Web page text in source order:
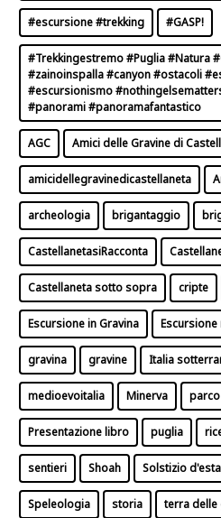
#escursione #trekking #GASP!
#Trekkingestremo #Puglia #Natura
#zainoinspalla #canyon #ostacoli
#escursionismo
#panorami #panoramafantastico
AGC Amici delle Gravine di
amicidellegravinedicastellaneta
archeologia brigantaggio
CastellanetasiRacconta
Castellaneta sotto sopra cripte
Escursione in Gravina
gravina gravine Italia
medioevoitalia Minerva
Presentazione libro puglia
sentieri Shoah Solstizio
Speleologia storia terra delle